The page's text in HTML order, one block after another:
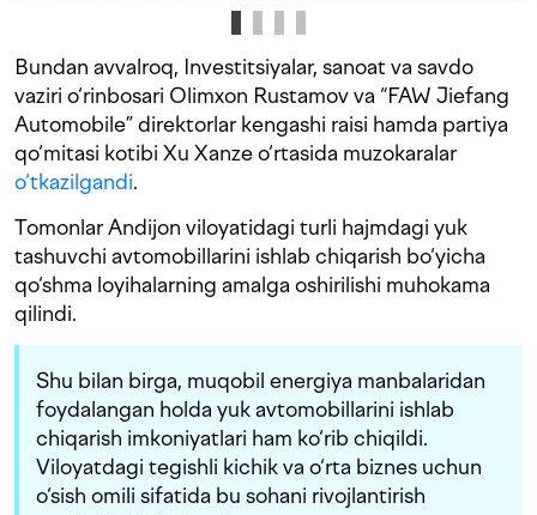
Bundan avvalroq, Investitsiyalar, sanoat va savdo
vaziri o‘rinbosari Olimxon Rustamov va “FAW Jiefang
Automobile” direktorlar kengashi raisi hamda partiya
qo‘mitasi kotibi Xu Xanze o‘rtasida muzokaralar
o‘tkazilgandi.
Tomonlar Andijon viloyatidagi turli hajmdagi yuk
tashuvchi avtomobillarini ishlab chiqarish bo‘yicha
qo‘shma loyihalarning amalga oshirilishi muhokama
qilindi.
Shu bilan birga, muqobil energiya manbalaridan
foydalangan holda yuk avtomobillarini ishlab
chiqarish imkoniyatlari ham ko‘rib chiqildi.
Viloyatdagi tegishli kichik va o‘rta biznes uchun
o‘sish omili sifatida bu sohani rivojlantirish